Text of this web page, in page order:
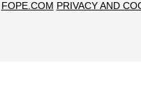
FOPE.COM PRIVACY AND